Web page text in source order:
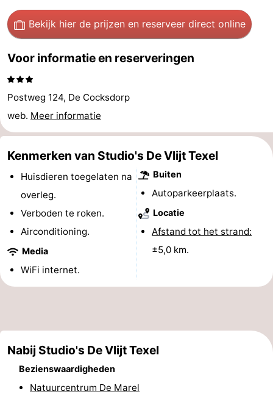
Mooiste
uitkijkpunten
Overnachten
Appartementen
-
Bosch
Zee
-
Vlijt
Hoeve
en
Zeezicht
Strandhuys
-
Strandplevier
Bed
breakfasts)
Hotels
Vakantiehuizen
Bekijk hier de prijzen en reserveer direct online
Voor informatie en reserveringen
Postweg 124, De Cocksdorp
web. Meer informatie
Kenmerken van Studio's De Vlijt Texel
Huisdieren toegelaten na
overleg.
Verboden te roken.
Airconditioning.
Media
WiFi internet.
Buiten
Autoparkeerplaats.
Locatie
Afstand tot het strand:
±5,0 km.
Nabij Studio's De Vlijt Texel
Bezienswaardigheden
Natuurcentrum De Marel